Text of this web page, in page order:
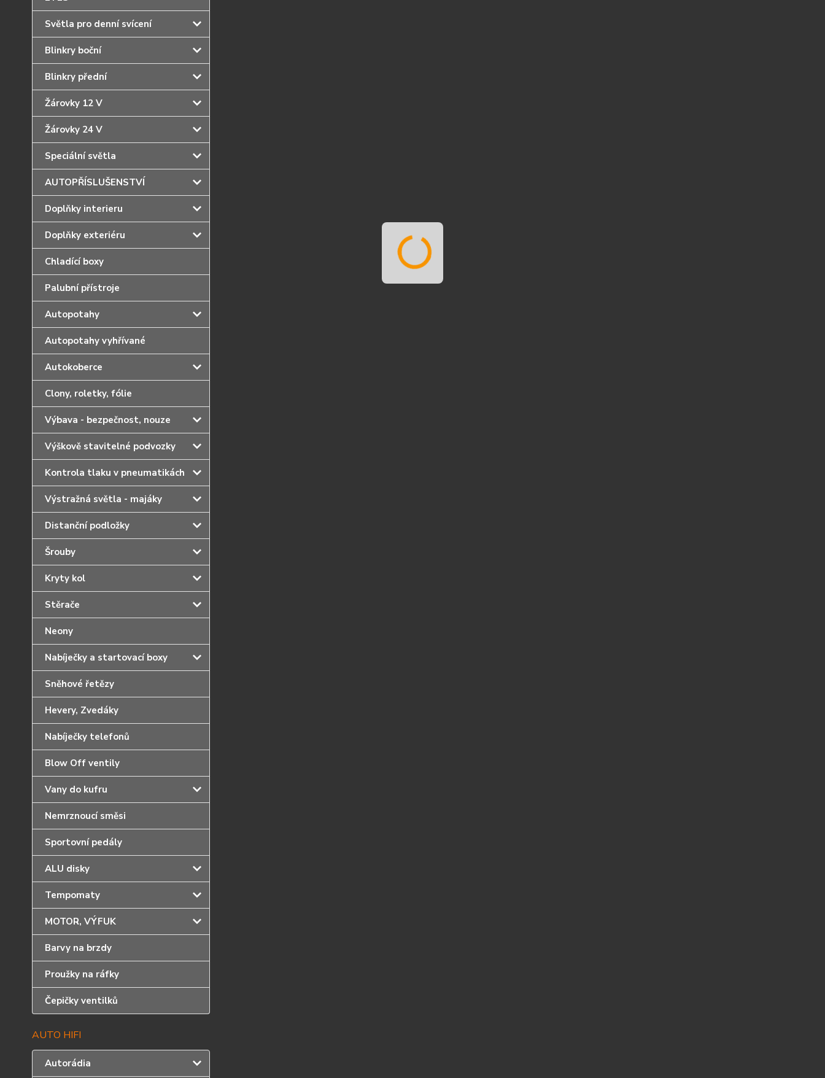
Světla pro denní svícení
Blinkry boční
Blinkry přední
Žárovky 12 V
Žárovky 24 V
Speciální světla
AUTOPŘÍSLUŠENSTVÍ
Doplňky interieru
Doplňky exteriéru
Chladící boxy
Palubní přístroje
Autopotahy
Autopotahy vyhřívané
Autokoberce
Clony, roletky, fólie
Výbava - bezpečnost, nouze
Výškově stavitelné podvozky
Kontrola tlaku v pneumatikách
Výstražná světla - majáky
Distanční podložky
Šrouby
Kryty kol
Stěrače
Neony
Nabíječky a startovací boxy
Sněhové řetězy
Hevery, Zvedáky
Nabíječky telefonů
Blow Off ventily
Vany do kufru
Nemrznoucí směsi
Sportovní pedály
ALU disky
Tempomaty
MOTOR, VÝFUK
Barvy na brzdy
Proužky na ráfky
Čepičky ventilků
AUTO HIFI
Autorádia